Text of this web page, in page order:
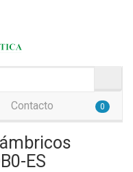
Contacto 0
ES